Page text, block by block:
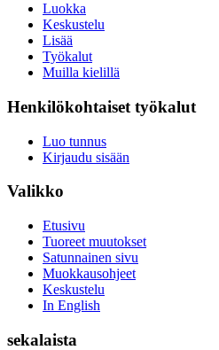
Luokka
Keskustelu
Lisää
Työkalut
Muilla kielillä
Henkilökohtaiset työkalut
Luo tunnus
Kirjaudu sisään
Valikko
Etusivu
Tuoreet muutokset
Satunnainen sivu
Muokkausohjeet
Keskustelu
In English
sekalaista